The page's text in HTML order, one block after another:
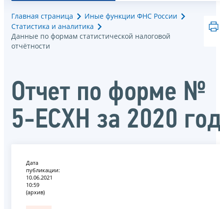
Главная страница
Иные функции ФНС России
Статистика и аналитика
Данные по формам статистической налоговой
отчётности
Отчет по форме №
5-ЕСХН за 2020
Дата
публикации:
10.06.2021
10:59
(архив)